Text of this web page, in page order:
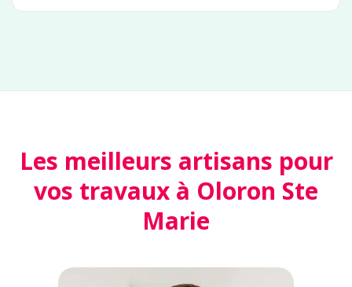
Les meilleurs artisans pour
vos travaux à Oloron Ste
Marie